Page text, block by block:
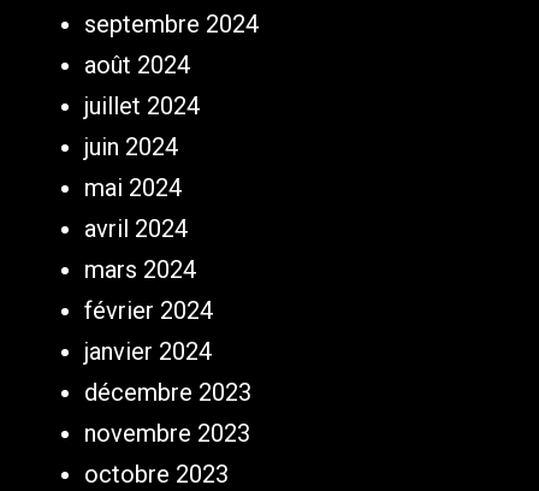
septembre 2024
août 2024
juillet 2024
juin 2024
mai 2024
avril 2024
mars 2024
février 2024
janvier 2024
décembre 2023
novembre 2023
octobre 2023